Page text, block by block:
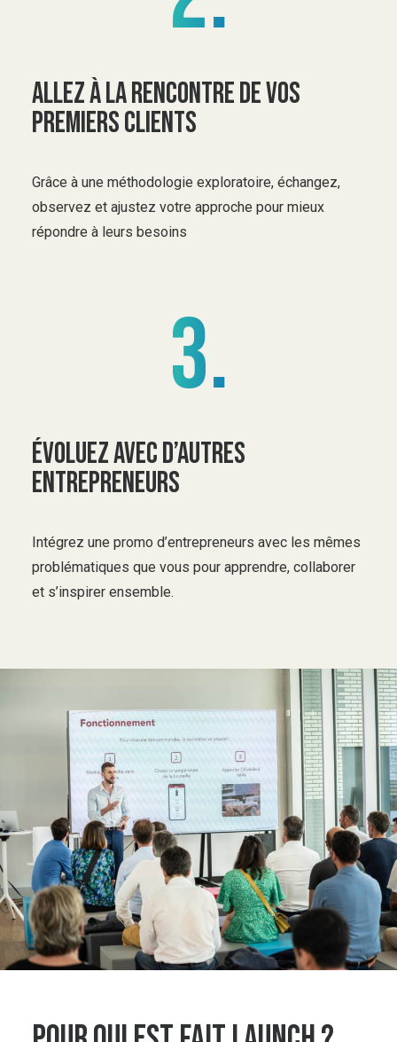
Allez à la rencontre de vos
premiers clients
Grâce à une méthodologie exploratoire, échangez,
observez et ajustez votre approche pour mieux
répondre à leurs besoins
3.
évoluez avec d’autres
entrepreneurs
Intégrez une promo d’entrepreneurs avec les mêmes
problématiques que vous pour apprendre, collaborer
et s’inspirer ensemble.